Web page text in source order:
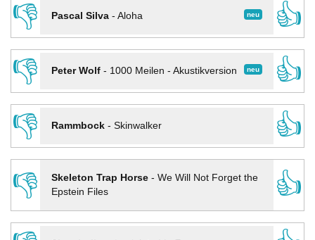
👎
neu
Pascal Silva- Aloha
👍
👎
neu
Peter Wolf- 1000 Meilen - Akustikversion
👍
👎
Rammbock- Skinwalker
👍
👎
Skeleton Trap Horse- We Will Not Forget the
Epstein Files
👍